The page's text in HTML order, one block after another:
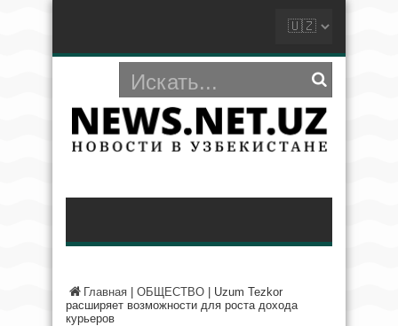
Главная ОБЩЕСТВО
Uzum Tezkor
расширяет возможности для роста дохода
курьеров